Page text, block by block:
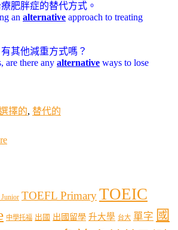
肥胖症的替代方式。
an alternative approach to treating
其他減重方式嗎？
are there any alternative ways to lose
擇的, 替代的
TOEFL PrimaryTOEIC
中學托福 出國 出國留學 升大學 台大 單字 國